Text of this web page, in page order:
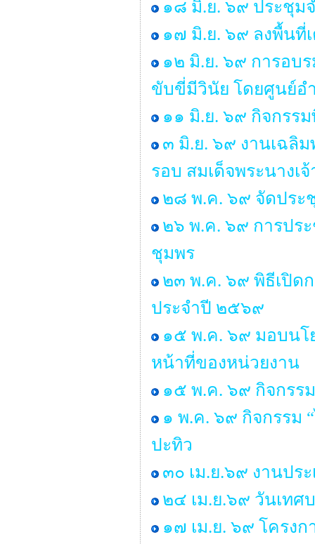
๑๘ มิ.ย. ๖๙ ประชุม
๑๗ มิ.ย. ๖๙ ลงพื้นที่
๑๒ มิ.ย. ๖๙ การอบ
ขับขี่มีวินัย โดยศูนย์อ
๑๑ มิ.ย. ๖๙ กิจกรร
๓ มิ.ย. ๖๙ งานเฉลิ
รอบ สมเด็จพระนางเ
๒๘ พ.ค. ๖๙ จัดประ
๒๖ พ.ค. ๖๙ การปร
ชุมพร
๒๓ พ.ค. ๖๙ พิธีเปิด
ประจำปี ๒๕๖๙
๑๕ พ.ค. ๖๙ มอบนโ
หน้าที่ของหน่วยงาน
๑๕ พ.ค. ๖๙ กิจกรร
๑ พ.ค. ๖๙ กิจกรรม
ปะทิว
๓๐ เม.ย.๖๙ งานปร
๒๔ เม.ย.๖๙ วันเท
๑๗ เม.ย. ๖๙ โครง